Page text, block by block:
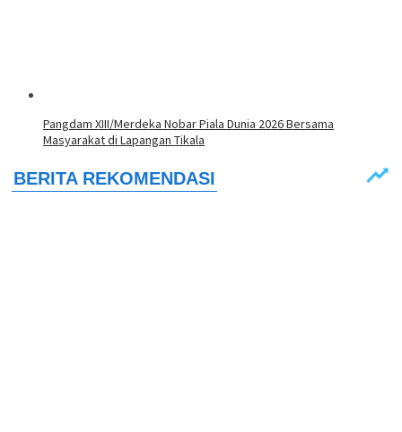
Pangdam XIII/Merdeka Nobar Piala Dunia 2026 Bersama
Masyarakat di Lapangan Tikala